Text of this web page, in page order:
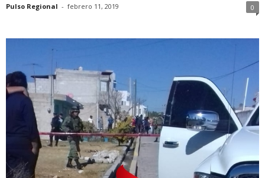
Pulso Regional - febrero 11, 2019 0